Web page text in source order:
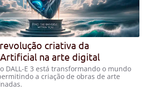
criativa da
na arte digital
DALL-E 3 está transformando o mundo
a criação de obras de arte